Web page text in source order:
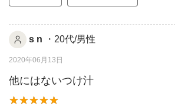
s n ・20代/男性
2020年06月13日
他にはないつけ汁